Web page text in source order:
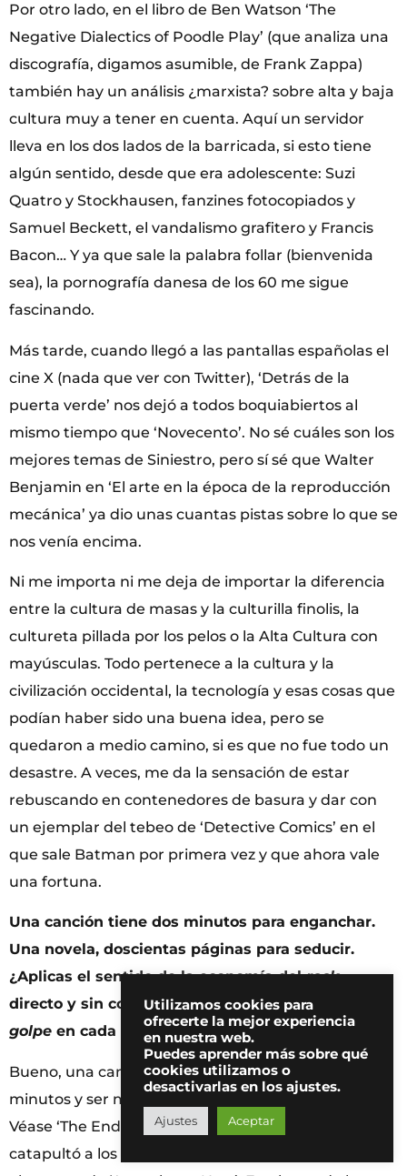
Por otro lado, en el libro de Ben Watson ‘The
Negative Dialectics of Poodle Play’ (que analiza una
discografía, digamos asumible, de Frank Zappa)
también hay un análisis ¿marxista? sobre alta y baja
cultura muy a tener en cuenta. Aquí un servidor
lleva en los dos lados de la barricada, si esto tiene
algún sentido, desde que era adolescente: Suzi
Quatro y Stockhausen, fanzines fotocopiados y
Samuel Beckett, el vandalismo grafitero y Francis
Bacon… Y ya que sale la palabra follar (bienvenida
sea), la pornografía danesa de los 60 me sigue
fascinando.
Más tarde, cuando llegó a las pantallas españolas el
cine X (nada que ver con Twitter), ‘Detrás de la
puerta verde’ nos dejó a todos boquiabiertos al
mismo tiempo que ‘Novecento’. No sé cuáles son los
mejores temas de Siniestro, pero sí sé que Walter
Benjamin en ‘El arte en la época de la reproducción
mecánica’ ya dio unas cuantas pistas sobre lo que se
nos venía encima.
Ni me importa ni me deja de importar la diferencia
entre la cultura de masas y la culturilla finolis, la
cultureta pillada por los pelos o la Alta Cultura con
mayúsculas. Todo pertenece a la cultura y la
civilización occidental, la tecnología y esas cosas que
podían haber sido una buena idea, pero se
quedaron a medio camino, si es que no fue todo un
desastre. A veces, me da la sensación de estar
rebuscando en contenedores de basura y dar con
un ejemplar del tebeo de ‘Detective Comics’ en el
que sale Batman por primera vez y que ahora vale
una fortuna.
Una canción tiene dos minutos para enganchar.
Una novela, doscientas páginas para seducir.
¿Aplicas el sentido de la economía delrock,
directo y sin concesiones, a tu prosa? ¿Buscas ese
golpe en cada párrafo?
Bueno, una canción puede durar más de dos
minutos y ser muy buena o, si prefieres, muy eficaz.
Véase ‘The End’, que dura casi doce minutos, y
catapultó a los [The] Doors de nuevo a la gloria tras
Utilizamos cookies para
ofrecerte la mejor experiencia
en nuestra web.
Puedes aprender más sobre qué
cookies utilizamos o
desactivarlas en los ajustes.
Ajustes Aceptar